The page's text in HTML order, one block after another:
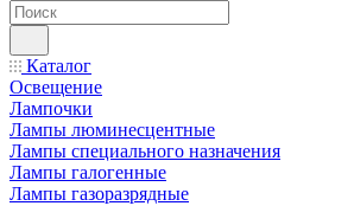
Каталог
Освещение
Лампочки
Лампы люминесцентные
Лампы специального назначения
Лампы галогенные
Лампы газоразрядные